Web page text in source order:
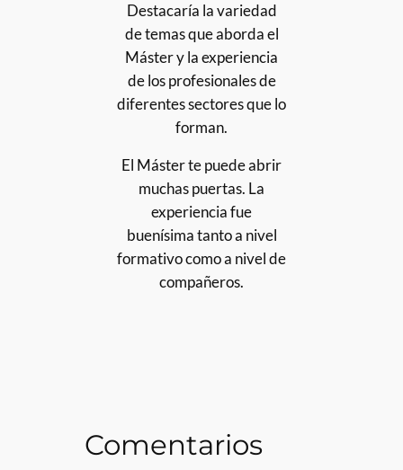
Destacaría la variedad
de temas que aborda el
Máster y la experiencia
de los profesionales de
diferentes sectores que lo
forman.
El Máster te puede abrir
muchas puertas. La
experiencia fue
buenísima tanto a nivel
formativo como a nivel de
compañeros.
Comentarios